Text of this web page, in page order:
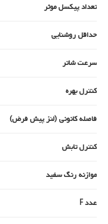
تعداد پیکسل موثر
حداقل روشنایی
سرعت شاتر
کنترل بهره
فاصله کانونی (لنز پیش فرض)
کنترل تابش
موازنه رنگ سفید
عدد F